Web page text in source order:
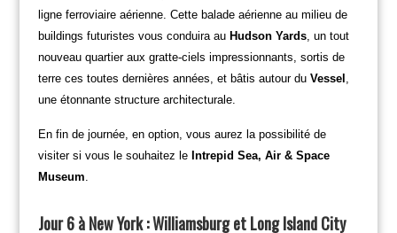
ligne ferroviaire aérienne. Cette balade aérienne au milieu de
buildings futuristes vous conduira au Hudson Yards, un tout
nouveau quartier aux gratte-ciels impressionnants, sortis de
terre ces toutes dernières années, et bâtis autour du Vessel ,
une étonnante structure architecturale.
En fin de journée, en option, vous aurez la possibilité de
visiter si vous le souhaitez le Intrepid Sea, Air & Space
Museum.
Jour 6 à New York : Williamsburg et Long Island City